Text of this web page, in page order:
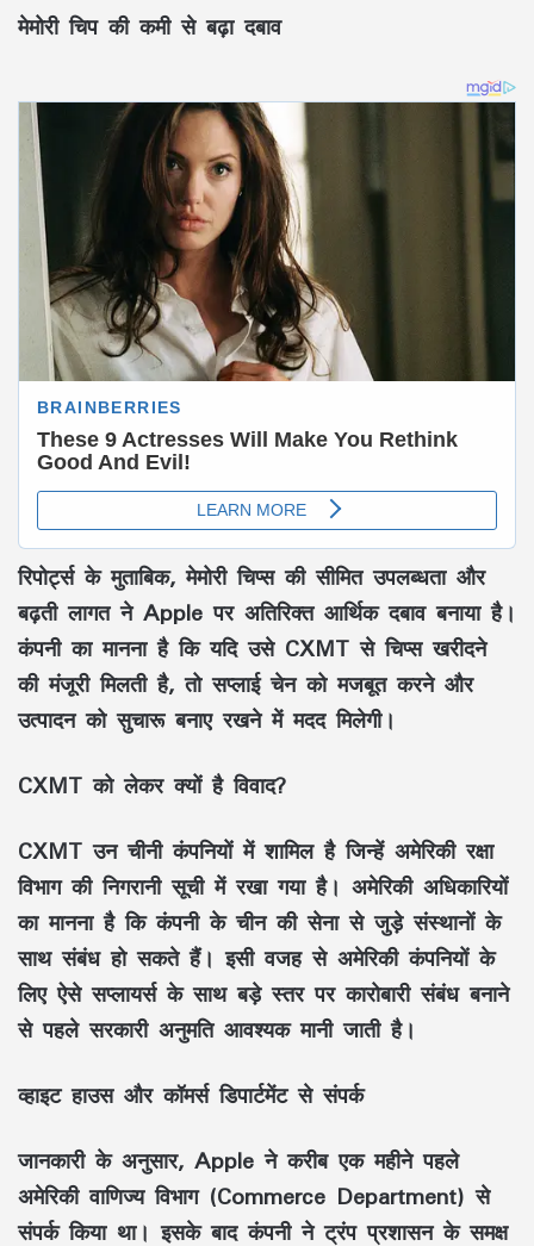
मेमोरी चिप की कमी से बढ़ा दबाव
रिपोर्ट्स के मुताबिक, मेमोरी चिप्स की सीमित उपलब्धता और
बढ़ती लागत ने Apple पर अतिरिक्त आर्थिक दबाव बनाया है।
कंपनी का मानना है कि यदि उसे CXMT से चिप्स खरीदने
की मंजूरी मिलती है, तो सप्लाई चेन को मजबूत करने और
उत्पादन को सुचारू बनाए रखने में मदद मिलेगी।
CXMT को लेकर क्यों है विवाद?
CXMT उन चीनी कंपनियों में शामिल है जिन्हें अमेरिकी रक्षा
विभाग की निगरानी सूची में रखा गया है। अमेरिकी अधिकारियों
का मानना है कि कंपनी के चीन की सेना से जुड़े संस्थानों के
साथ संबंध हो सकते हैं। इसी वजह से अमेरिकी कंपनियों के
लिए ऐसे सप्लायर्स के साथ बड़े स्तर पर कारोबारी संबंध बनाने
से पहले सरकारी अनुमति आवश्यक मानी जाती है।
व्हाइट हाउस और कॉमर्स डिपार्टमेंट से संपर्क
जानकारी के अनुसार, Apple ने करीब एक महीने पहले
अमेरिकी वाणिज्य विभाग (Commerce Department) से
संपर्क किया था। इसके बाद कंपनी ने ट्रंप प्रशासन के समक्ष